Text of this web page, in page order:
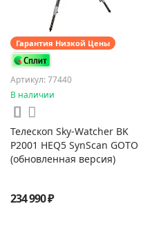
Гарантия Низкой Цены
Артикул: 77440
В наличии
Телескоп Sky-Watcher BK
P2001 HEQ5 SynScan GOTO
(обновленная версия)
234 990 ₽